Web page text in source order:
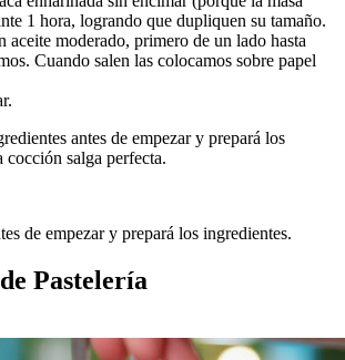
1 hora, logrando que dupliquen su tamaño.
aceite moderado, primero de un lado hasta
Cuando salen las colocamos sobre papel
antes de empezar y prepará los
cocción salga perfecta.
de empezar y prepará los ingredientes.
Pastelería